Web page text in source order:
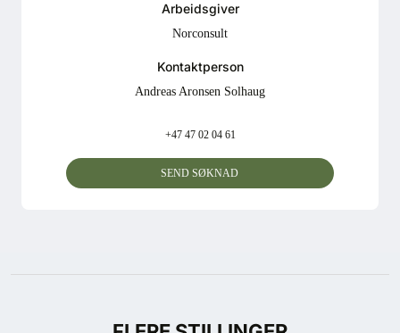
Arbeidsgiver
Norconsult
Kontaktperson
Andreas Aronsen Solhaug
+47 47 02 04 61
SEND SØKNAD